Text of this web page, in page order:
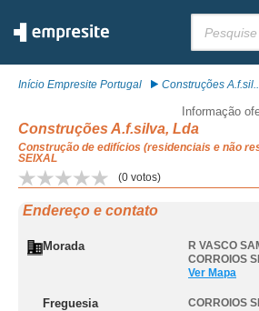
Início Empresite Portugal Construções
Informação
Construções A.f.silva, Lda
Construção de edifícios (residenciais e não
SEIXAL
(0 votos)
Endereço e contato
Morada R VASCO
CORROIOS
Ver Mapa
Freguesia CORROIOS